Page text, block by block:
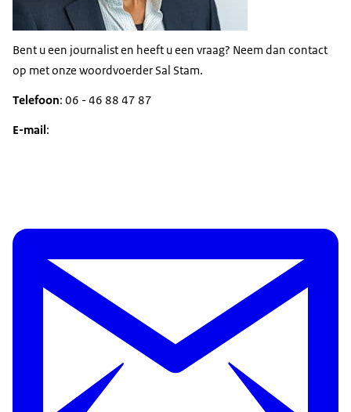
Bent u een journalist en heeft u een vraag? Neem dan contact
op met onze woordvoerder Sal Stam.
Telefoon: 06 - 46 88 47 87
E-mail: